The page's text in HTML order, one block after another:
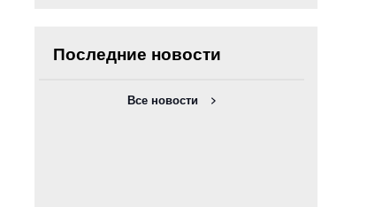
Последние новости
Все новости